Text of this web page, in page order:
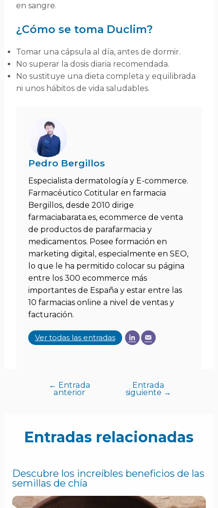
en sangre.
¿Cómo se toma Duclim?
Tomar una cápsula al día, antes de dormir.
No superar la dosis diaria recomendada.
No sustituye una dieta completa y equilibrada
ni unos hábitos de vida saludables.
Pedro Bergillos
Especialista dermatología y E-commerce.
Farmacéutico Cotitular en farmacia
Bergillos, desde 2010 dirige
farmaciabarata.es, ecommerce de venta
de productos de parafarmacia y
medicamentos. Posee formación en
marketing digital, especialmente en SEO,
lo que le ha permitido colocar su página
entre los 300 ecommerce más
importantes de España y estar entre las
10 farmacias online a nivel de ventas y
facturación.
Ver todas las entradas
← Entrada
anterior
Entrada
siguiente →
Entradas relacionadas
Descubre los increíbles beneficios de las
semillas de chía